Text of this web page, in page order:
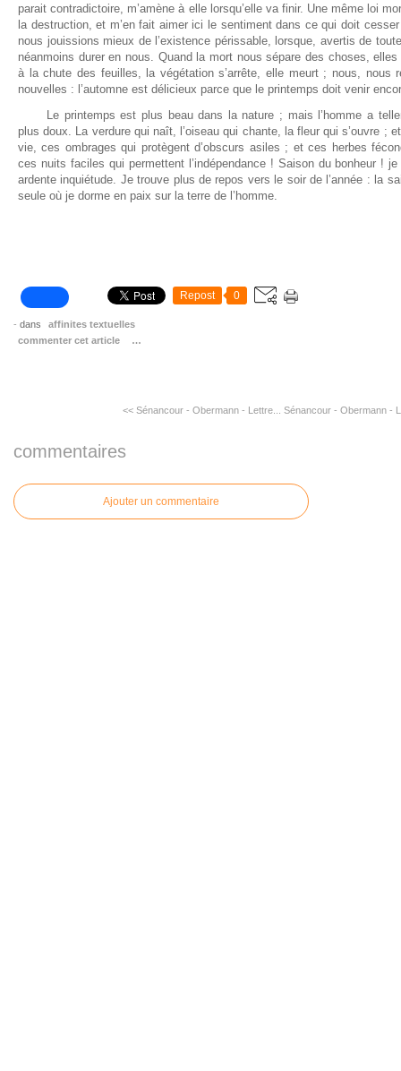
parait contradictoire, m’amène à elle lorsqu’elle va finir. Une même loi
la destruction, et m’en fait aimer ici le sentiment dans ce qui doit
nous jouissions mieux de l’existence périssable, lorsque, avertis de
néanmoins durer en nous. Quand la mort nous sépare des choses,
à la chute des feuilles, la végétation s’arrête, elle meurt ; nous, nous
nouvelles : l’automne est délicieux parce que le printemps doit venir
Le printemps est plus beau dans la nature ; mais l’homme a
plus doux. La verdure qui naît, l’oiseau qui chante, la fleur qui s’ouvre ;
vie, ces ombrages qui protègent d’obscurs asiles ; et ces herbes
ces nuits faciles qui permettent l’indépendance ! Saison du bonheur !
ardente inquiétude. Je trouve plus de repos vers le soir de l’année : la
seule où je dorme en paix sur la terre de l’homme.
Repost 0
- dans
affinites textuelles
commenter cet article
…
<< Sénancour - Obermann - Lettre... Sénancour - Obermann -
commentaires
Ajouter un commentaire